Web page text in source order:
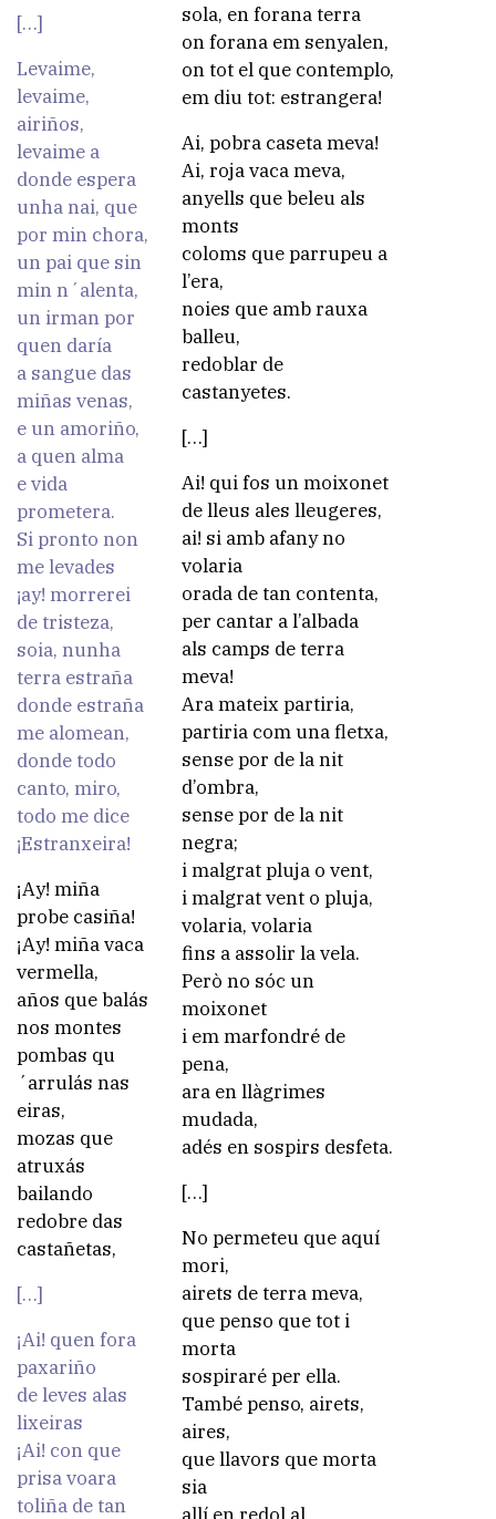
[…]
Levaime,
levaime,
airiños,
levaime a
donde espera
unha nai, que
por min chora,
un pai que sin
min n´alenta,
un irman por
quen daría
a sangue das
miñas venas,
e un amoriño,
a quen alma
e vida
prometera.
Si pronto non
me levades
¡ay! morrerei
de tristeza,
soia, nunha
terra estraña
donde estraña
me alomean,
donde todo
canto, miro,
todo me dice
¡Estranxeira!
¡Ay! miña
probe casiña!
¡Ay! miña vaca
vermella,
años que balás
nos montes
pombas qu
´arrulás nas
eiras,
mozas que
atruxás
bailando
redobre das
castañetas,
[…]
¡Ai! quen fora
paxariño
de leves alas
lixeiras
¡Ai! con que
prisa voara
toliña de tan
sola, en forana terra
on forana em senyalen,
on tot el que contemplo,
em diu tot: estrangera!
Ai, pobra caseta meva!
Ai, roja vaca meva,
anyells que beleu als
monts
coloms que parrupeu a
l’era,
noies que amb rauxa
balleu,
redoblar de
castanyetes.
[…]
Ai! qui fos un moixonet
de lleus ales lleugeres,
ai! si amb afany no
volaria
orada de tan contenta,
per cantar a l’albada
als camps de terra
meva!
Ara mateix partiria,
partiria com una fletxa,
sense por de la nit
d’ombra,
sense por de la nit
negra;
i malgrat pluja o vent,
i malgrat vent o pluja,
volaria, volaria
fins a assolir la vela.
Però no sóc un
moixonet
i em marfondré de
pena,
ara en llàgrimes
mudada,
adés en sospirs desfeta.
[…]
No permeteu que aquí
mori,
airets de terra meva,
que penso que tot i
morta
sospiraré per ella.
També penso, airets,
aires,
que llavors que morta
sia